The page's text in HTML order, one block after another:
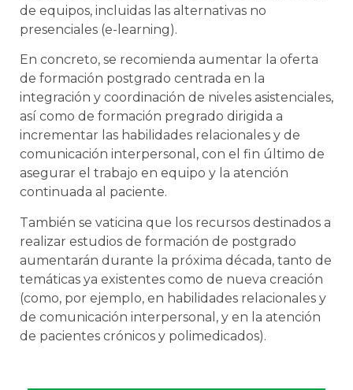
de equipos, incluidas las alternativas no
presenciales (e-learning).
En concreto, se recomienda aumentar la oferta
de formación postgrado centrada en la
integración y coordinación de niveles asistenciales,
así como de formación pregrado dirigida a
incrementar las habilidades relacionales y de
comunicación interpersonal, con el fin último de
asegurar el trabajo en equipo y la atención
continuada al paciente.
También se vaticina que los recursos destinados a
realizar estudios de formación de postgrado
aumentarán durante la próxima década, tanto de
temáticas ya existentes como de nueva creación
(como, por ejemplo, en habilidades relacionales y
de comunicación interpersonal, y en la atención
de pacientes crónicos y polimedicados).